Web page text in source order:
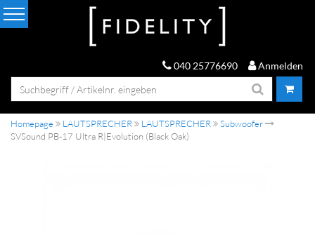
040 25776690 Anmelden
Homepage LAUTSPRECHER LAUTSPRECHER
Subwoofer
SVSound PB-17 Ultra R|Evolution (Black Oak)